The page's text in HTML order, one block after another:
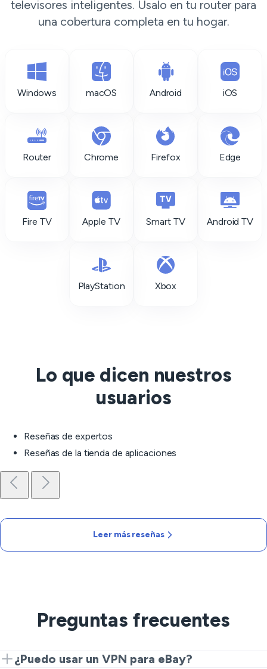
televisores inteligentes. Úsalo en tu router para
una cobertura completa en tu hogar.
Windows macOS Android iOS
Router Chrome Firefox Edge
Fire TV Apple TV Smart TV Android TV
PlayStation Xbox
Lo que dicen nuestros
usuarios
Reseñas de expertos
Reseñas de la tienda de aplicaciones
Leer más reseñas
Preguntas frecuentes
¿Puedo usar un VPN para eBay?